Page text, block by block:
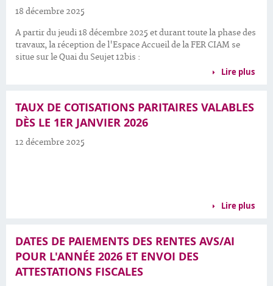
18 décembre 2025
A partir du jeudi 18 décembre 2025 et durant toute la phase des
travaux, la réception de l'Espace Accueil de la FER CIAM se
situe sur le Quai du Seujet 12bis :
Lire plus
TAUX DE COTISATIONS PARITAIRES VALABLES
DÈS LE 1ER JANVIER 2026
12 décembre 2025
Lire plus
DATES DE PAIEMENTS DES RENTES AVS/AI
POUR L'ANNÉE 2026 ET ENVOI DES
ATTESTATIONS FISCALES